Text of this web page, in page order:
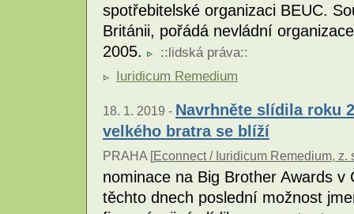
spotřebitelské organizaci BEUC.
Británii, pořádá nevládní
2005.
::lidská práva::
Iuridicum Remedium
18. 1. 2019 - Navrhněte slídila roku
velkého bratra se blíží
PRAHA [Econnect / Iuridicum Remedium, z.
nominace na Big Brother Awards
těchto dnech poslední možnost